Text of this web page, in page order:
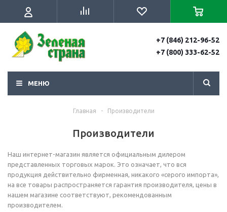
+7 (846) 212-96-52
+7 (800) 333-62-52
МЕНЮ
Главная - Производители
Производители
Наш интернет-магазин является официальным дилером
представленных торговых марок. Это означает, что вся
продукция действительно фирменная, никакого «серого импорта»,
на все товары распространяется гарантия производителя, цены в
нашем магазине соответствуют, рекомендованным
производителем.